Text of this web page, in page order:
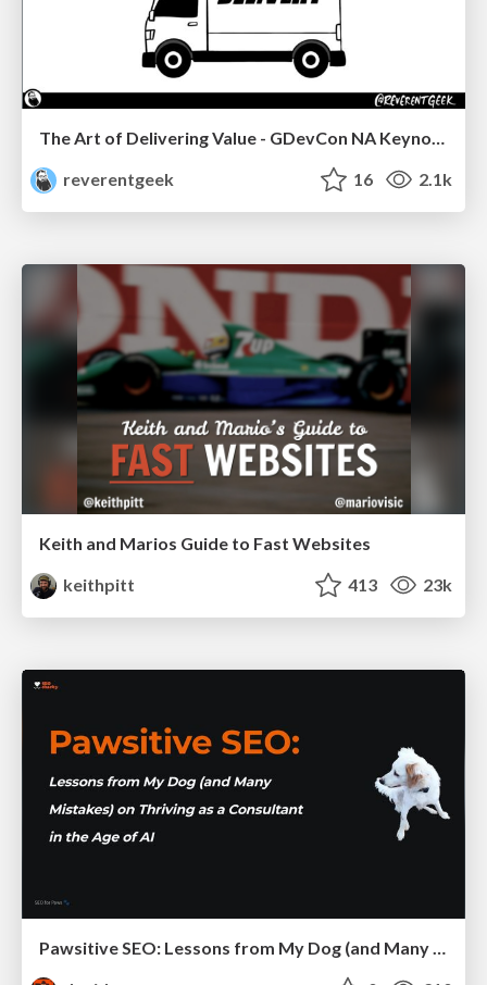
The Art of Delivering Value - GDevCon NA Keynote
reverentgeek
16 2.1k
Keith and Marios Guide to Fast Websites
keithpitt
413 23k
Pawsitive SEO: Lessons from My Dog (and Many Mistakes) on Thriving as a Consultant in the Age of AI